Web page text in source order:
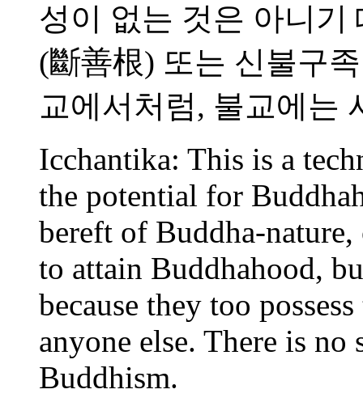
성이 없는 것은 아니기
(斷善根) 또는 신불구
교에서처럼, 불교에는
Icchantika: This is a
the potential for
bereft of Buddha-
to attain Buddhahood,
because they too
anyone else. There is
Buddhism.